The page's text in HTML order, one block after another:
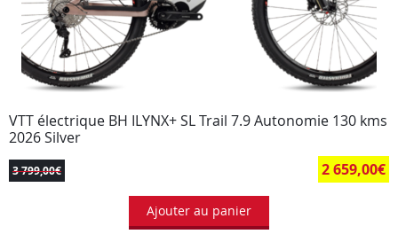
VTT électrique BH ILYNX+ SL Trail 7.9 Autonomie 130 kms
2026 Silver
3 799,00€ 2 659,00€
Ajouter au panier